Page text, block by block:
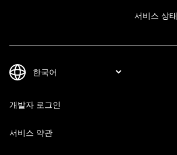
서비스 상태
개발자 로그인
서비스 약관